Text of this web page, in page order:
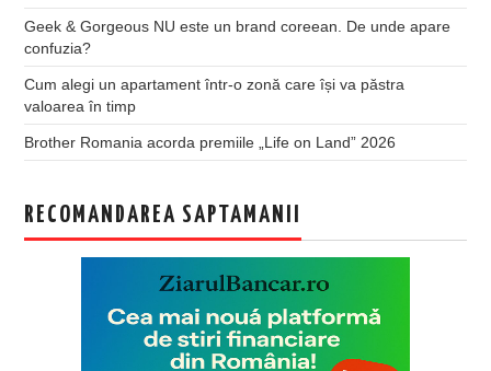
Geek & Gorgeous NU este un brand coreean. De unde apare
confuzia?
Cum alegi un apartament într-o zonă care își va păstra
valoarea în timp
Brother Romania acorda premiile „Life on Land” 2026
RECOMANDAREA SAPTAMANII